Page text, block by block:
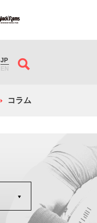
JP
EN
コラム